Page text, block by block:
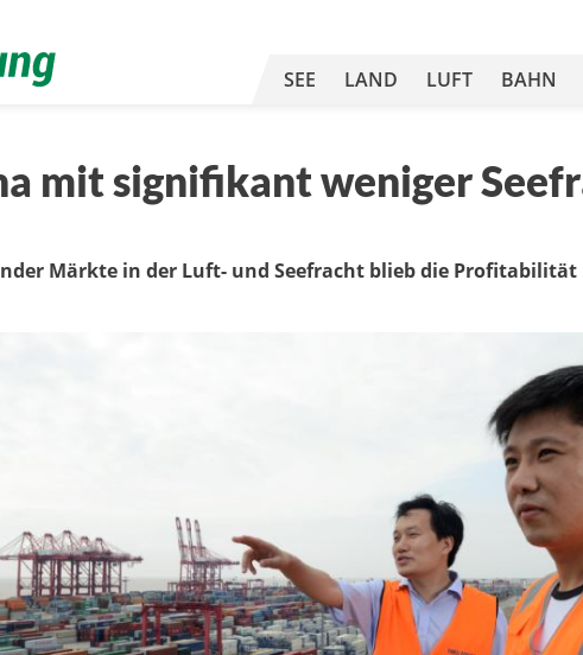
SEE LAND LUFT BAHN
mit signifikant weniger
Märkte in der Luft- und Seefracht blieb die Profitabilität